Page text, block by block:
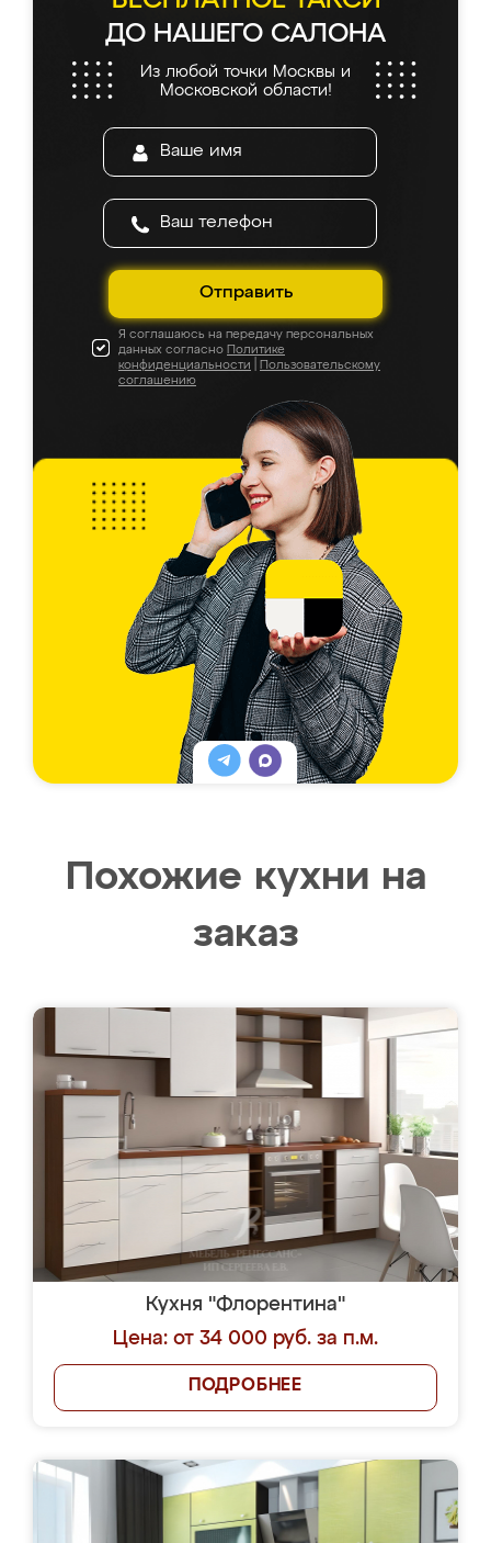
ДО НАШЕГО САЛОНА
Из любой точки Москвы и
Московской области!
Отправить
Я соглашаюсь на передачу персональных
данных согласно Политике
конфиденциальности
Пользовательскому
соглашению
Похожие кухни на
заказ
Кухня "Флорентина"
Цена: от 34 000 руб. за п.м.
ПОДРОБНЕЕ